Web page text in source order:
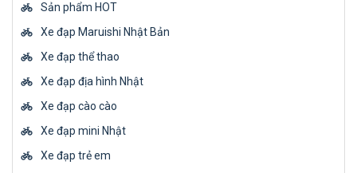
Sản phẩm HOT
Xe đạp Maruishi Nhật Bản
Xe đạp thể thao
Xe đạp địa hình Nhật
Xe đạp cào cào
Xe đạp mini Nhật
Xe đạp trẻ em